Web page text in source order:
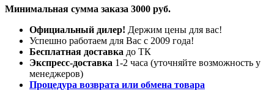
Минимальная сумма заказа 3000 руб.
Официальный дилер! Держим цены для вас!
Успешно работаем для Вас с 2009 года!
Бесплатная доставка до ТК
Экспресс-доставка 1-2 часа (уточняйте возможность у
менеджеров)
Процедура возврата или обмена товара